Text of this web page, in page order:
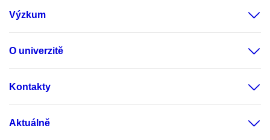
Výzkum
O univerzitě
Kontakty
Aktuálně